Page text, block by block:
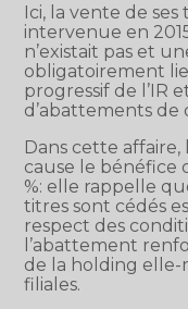
Ici, la vente de
intervenue en
n’existait pas et
obligatoirement
progressif de l’IR
d’abattements
Dans cette affaire,
cause le bénéfice
%: elle rappelle
titres sont cédés
respect des
l’abattement
de la holding elle-
filiales.